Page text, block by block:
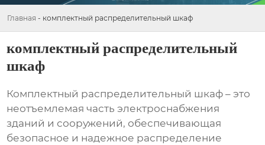
Главная - комплектный распределительный шкаф
комплектный распределительный
шкаф
Комплектный распределительный шкаф – это
неотъемлемая часть электроснабжения
зданий и сооружений, обеспечивающая
безопасное и надежное распределение